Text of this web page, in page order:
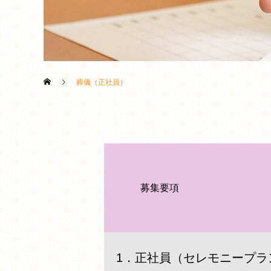
葬儀（正社員）
募集要項
1．正社員（セレモニープ